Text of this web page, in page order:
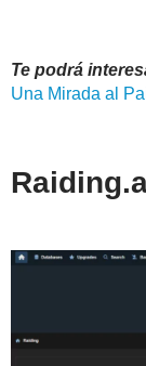
Te podrá
Una Mirada al